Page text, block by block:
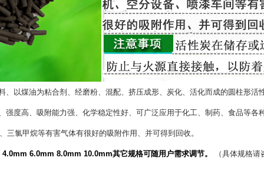
、以煤油为粘合剂、经磨粉、混配、挤压成形、炭化、活化而成的圆柱形活性
度高、吸附能力强、化学稳定性好、可广泛应用于化工、制药、食品等各
三氯甲烷等有害气体有很好的吸附作用、并可得到回收。
6.0mm 8.0mm 10.0mm其它规格可随用户需求调节。 （具体规格请